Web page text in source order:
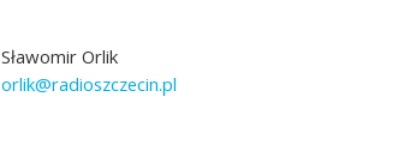
Sławomir Orlik
orlik@radioszczecin.pl